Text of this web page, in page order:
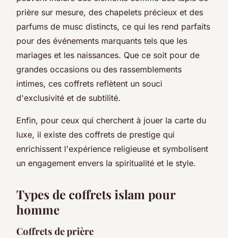
prière sur mesure, des chapelets précieux et des
parfums de musc distincts, ce qui les rend parfaits
pour des événements marquants tels que les
mariages et les naissances. Que ce soit pour de
grandes occasions ou des rassemblements
intimes, ces coffrets reflètent un souci
d'exclusivité et de subtilité.
Enfin, pour ceux qui cherchent à jouer la carte du
luxe, il existe des coffrets de prestige qui
enrichissent l'expérience religieuse et symbolisent
un engagement envers la spiritualité et le style.
Types de coffrets islam pour
homme
Coffrets de prière